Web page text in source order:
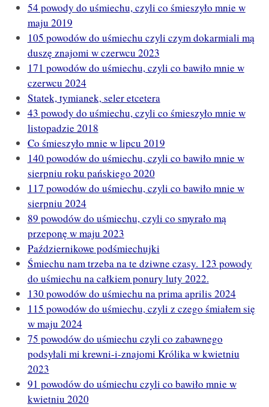
54 powody do uśmiechu, czyli co śmieszyło mnie w
maju 2019
105 powodów do uśmiechu czyli czym dokarmiali mą
duszę znajomi w czerwcu 2023
171 powodów do uśmiechu, czyli co bawiło mnie w
czerwcu 2024
Statek, tymianek, seler etcetera
43 powody do uśmiechu, czyli co śmieszyło mnie w
listopadzie 2018
Co śmieszyło mnie w lipcu 2019
140 powodów do uśmiechu, czyli co bawiło mnie w
sierpniu roku pańskiego 2020
117 powodów do uśmiechu, czyli co bawiło mnie w
sierpniu 2024
89 powodów do uśmiechu, czyli co smyrało mą
przeponę w maju 2023
Październikowe podśmiechujki
Śmiechu nam trzeba na te dziwne czasy. 123 powody
do uśmiechu na całkiem ponury luty 2022.
130 powodów do uśmiechu na prima aprilis 2024
115 powodów do uśmiechu, czyli z czego śmiałem się
w maju 2024
75 powodów do uśmiechu czyli co zabawnego
podsyłali mi krewni-i-znajomi Królika w kwietniu
2023
91 powodów do uśmiechu czyli co bawiło mnie w
kwietniu 2020